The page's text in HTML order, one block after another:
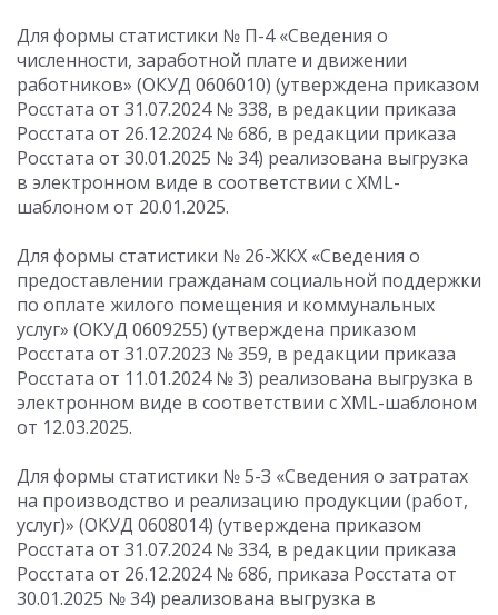
Для формы статистики № П-4 «Сведения о
численности, заработной плате и движении
работников» (ОКУД 0606010) (утверждена приказом
Росстата от 31.07.2024 № 338, в редакции приказа
Росстата от 26.12.2024 № 686, в редакции приказа
Росстата от 30.01.2025 № 34) реализована выгрузка
в электронном виде в соответствии с XML-
шаблоном от 20.01.2025.
Для формы статистики № 26-ЖКХ «Сведения о
предоставлении гражданам социальной поддержки
по оплате жилого помещения и коммунальных
услуг» (ОКУД 0609255) (утверждена приказом
Росстата от 31.07.2023 № 359, в редакции приказа
Росстата от 11.01.2024 № 3) реализована выгрузка в
электронном виде в соответствии с XML-шаблоном
от 12.03.2025.
Для формы статистики № 5-З «Сведения о затратах
на производство и реализацию продукции (работ,
услуг)» (ОКУД 0608014) (утверждена приказом
Росстата от 31.07.2024 № 334, в редакции приказа
Росстата от 26.12.2024 № 686, приказа Росстата от
30.01.2025 № 34) реализована выгрузка в